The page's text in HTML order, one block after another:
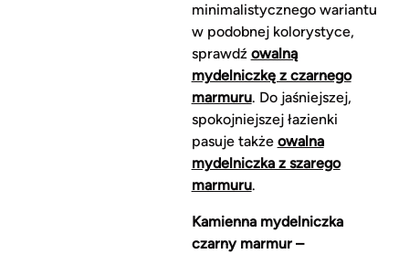
minimalistycznego wariantu
w podobnej kolorystyce,
sprawdź owalną
mydelniczkę z czarnego
marmuru. Do jaśniejszej,
spokojniejszej łazienki
pasuje także owalna
mydelniczka z szarego
marmuru.
Kamienna mydelniczka
czarny marmur –